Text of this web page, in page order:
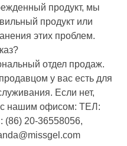
продукт, мы
продукт или
этих проблем.
отдел продаж.
у вас есть для
Если нет,
с нашим офисом: ТЕЛ:
(86) 20-36558056,